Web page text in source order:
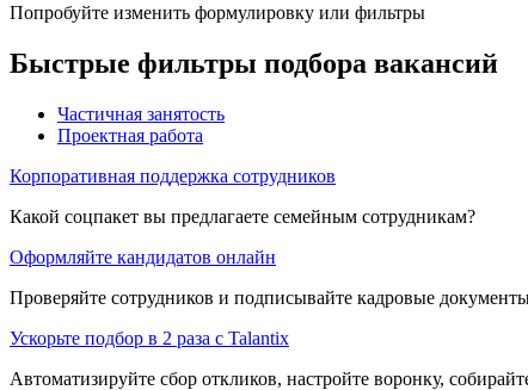
Попробуйте изменить формулировку или фильтры
Быстрые фильтры подбора вакансий
Частичная занятость
Проектная работа
Корпоративная поддержка сотрудников
Какой соцпакет вы предлагаете семейным сотрудникам?
Оформляйте кандидатов онлайн
Проверяйте сотрудников и подписывайте кадровые
Ускорьте подбор в 2 раза с Talantix
Автоматизируйте сбор откликов, настройте воронку,